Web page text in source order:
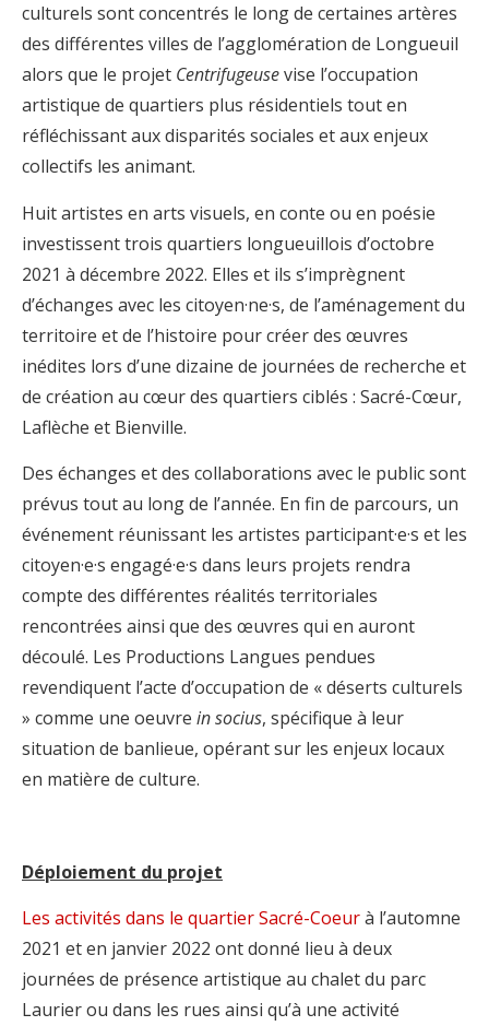
culturels sont concentrés le long de certaines artères
des différentes villes de l’agglomération de Longueuil
alors que le projet Centrifugeusevise l’occupation
artistique de quartiers plus résidentiels tout en
réfléchissant aux disparités sociales et aux enjeux
collectifs les animant.
Huit artistes en arts visuels, en conte ou en poésie
investissent trois quartiers longueuillois d’octobre
2021 à décembre 2022. Elles et ils s’imprègnent
d’échanges avec les citoyen·ne·s, de l’aménagement du
territoire et de l’histoire pour créer des œuvres
inédites lors d’une dizaine de journées de recherche et
de création au cœur des quartiers ciblés : Sacré-Cœur,
Laflèche et Bienville.
Des échanges et des collaborations avec le public sont
prévus tout au long de l’année. En fin de parcours, un
événement réunissant les artistes participant·e·s et les
citoyen·e·s engagé·e·s dans leurs projets rendra
compte des différentes réalités territoriales
rencontrées ainsi que des œuvres qui en auront
découlé. Les Productions Langues pendues
revendiquent l’acte d’occupation de « déserts culturels
» comme une oeuvre in socius, spécifique à leur
situation de banlieue, opérant sur les enjeux locaux
en matière de culture.
Déploiement du projet
Les activités dans le quartier Sacré-Coeurà l’automne
2021 et en janvier 2022 ont donné lieu à deux
journées de présence artistique au chalet du parc
Laurier ou dans les rues ainsi qu’à une activité